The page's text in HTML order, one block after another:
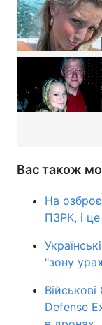
Вас також
На
ПЗРК, і
"зону
Defense